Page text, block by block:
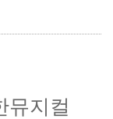
뮤지컬